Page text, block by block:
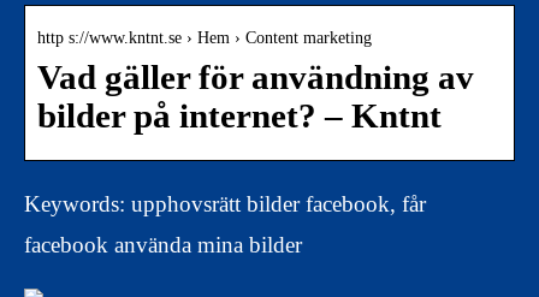
http s://www.kntnt.se › Hem › Content marketing
Vad gäller för användning av
bilder på internet? – Kntnt
Keywords: upphovsrätt bilder facebook, får
facebook använda mina bilder